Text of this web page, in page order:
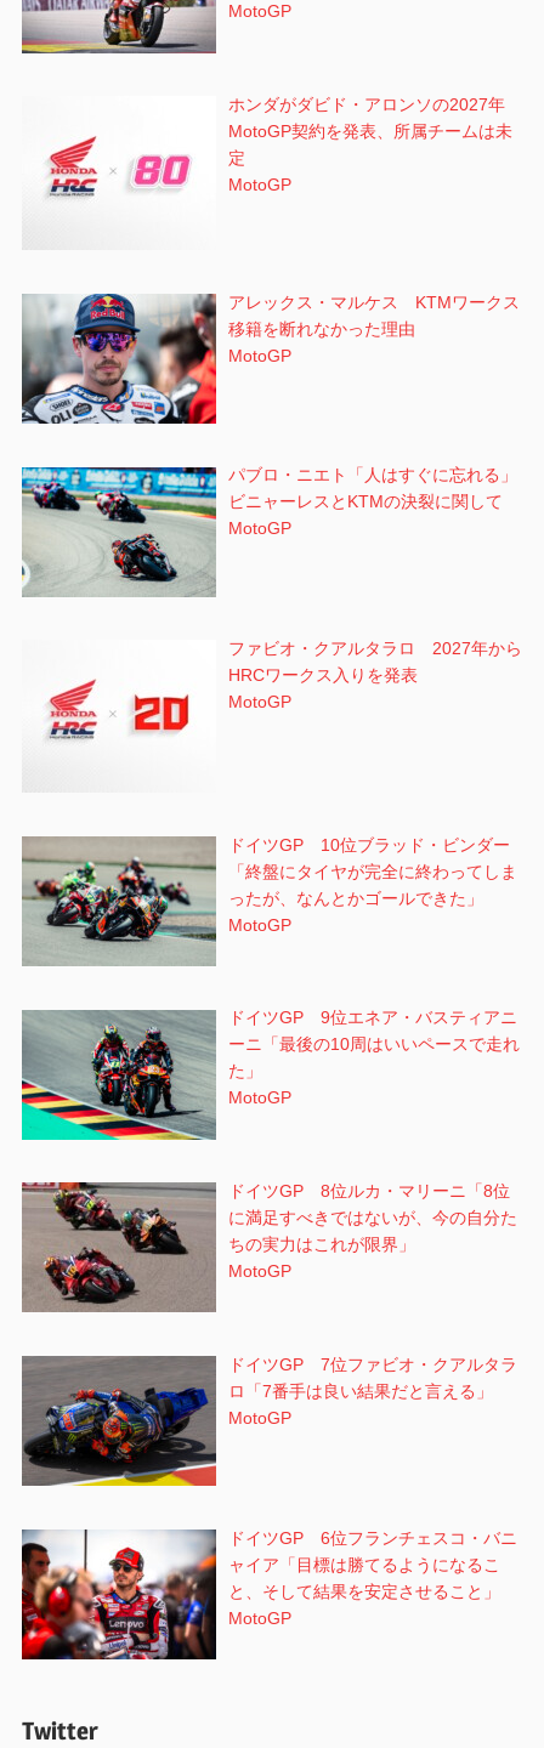
MotoGP
ホンダがダビド・アロンソの2027年
MotoGP契約を発表、所属チームは未
定
MotoGP
アレックス・マルケス KTMワークス
移籍を断れなかった理由
MotoGP
パブロ・ニエト「人はすぐに忘れる」
ビニャーレスとKTMの決裂に関して
MotoGP
ファビオ・クアルタラロ 2027年から
HRCワークス入りを発表
MotoGP
ドイツGP 10位ブラッド・ビンダー
「終盤にタイヤが完全に終わってしま
ったが、なんとかゴールできた」
MotoGP
ドイツGP 9位エネア・バスティアニ
ーニ「最後の10周はいいペースで走れ
た」
MotoGP
ドイツGP 8位ルカ・マリーニ「8位
に満足すべきではないが、今の自分た
ちの実力はこれが限界」
MotoGP
ドイツGP 7位ファビオ・クアルタラ
ロ「7番手は良い結果だと言える」
MotoGP
ドイツGP 6位フランチェスコ・バニ
ャイア「目標は勝てるようになるこ
と、そして結果を安定させること」
MotoGP
Twitter